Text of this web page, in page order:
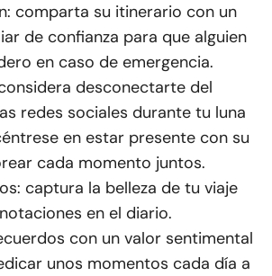
comparta su itinerario con un
de confianza para que alguien
en caso de emergencia.
desconectarte del
redes sociales durante tu luna
en estar presente con su
cada momento juntos.
captura la belleza de tu viaje
en el diario.
con un valor sentimental
unos momentos cada día a